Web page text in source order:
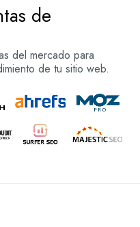
de
del mercado para
de tu sitio web.